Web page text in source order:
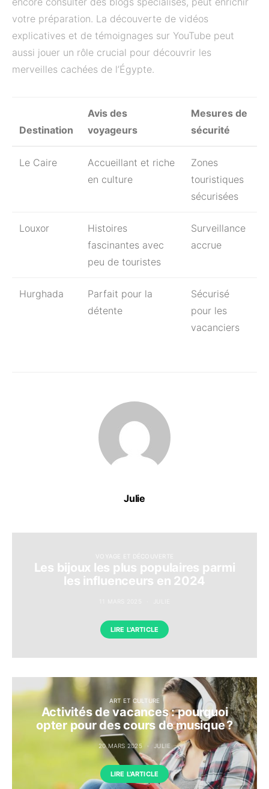
votre préparation. La découverte de vidéos
explicatives et de témoignages sur YouTube peut
aussi jouer un rôle crucial pour découvrir les
merveilles cachées de l’Égypte.
Destination
Avis des
voyageurs
Mesures de
sécurité
Le Caire
Accueillant et riche
en culture
Zones
touristiques
sécurisées
Louxor
Histoires
fascinantes avec
peu de touristes
Surveillance
accrue
Hurghada
Parfait pour la
détente
Sécurisé
pour les
vacanciers
Julie
VOYAGE ET DÉCOUVERTE
Les bijoux les plus populaires parmi
les influenceurs en 2024
LIRE L'ARTICLE
ART ET CULTURE
Activités de vacances : pourquoi
opter pour des cours de musique ?
20 MARS 2025 JULIE
LIRE L'ARTICLE